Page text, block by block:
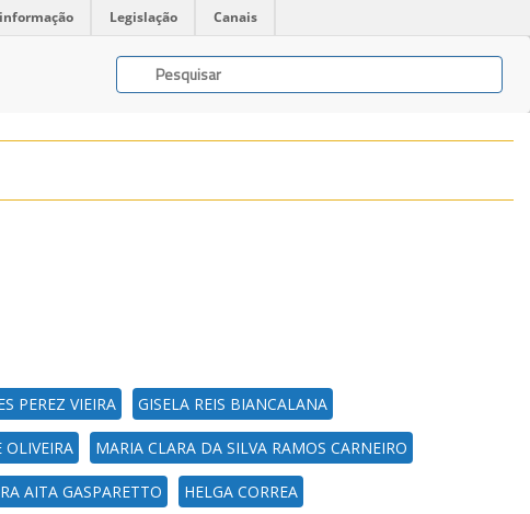
Legislação Canais
PEREZ VIEIRA GISELA REIS BIANCALANA
OLIVEIRA MARIA CLARA DA SILVA RAMOS CARNEIRO
AITA GASPARETTO HELGA CORREA